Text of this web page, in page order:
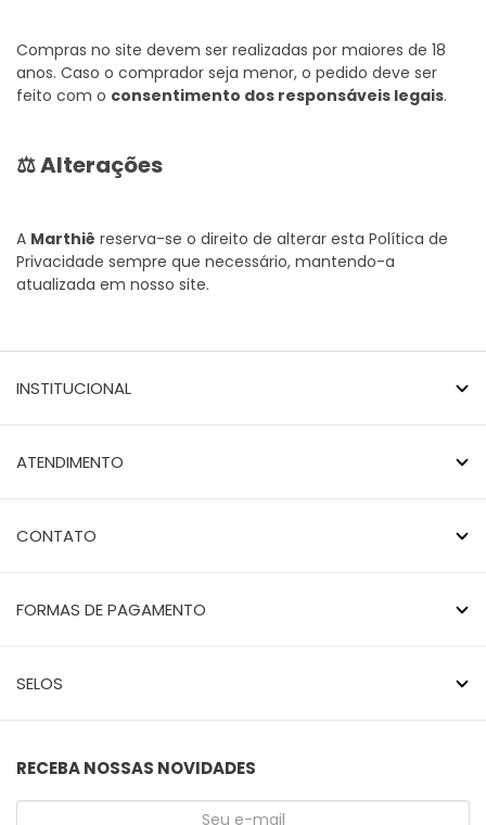
Compras no site devem ser realizadas por maiores de 18
anos. Caso o comprador seja menor, o pedido deve ser
feito com o consentimento dos responsáveis legais.
⚖️ Alterações
A Marthiê reserva-se o direito de alterar esta Política de
Privacidade sempre que necessário, mantendo-a
atualizada em nosso site.
INSTITUCIONAL
ATENDIMENTO
CONTATO
FORMAS DE PAGAMENTO
SELOS
RECEBA NOSSAS NOVIDADES